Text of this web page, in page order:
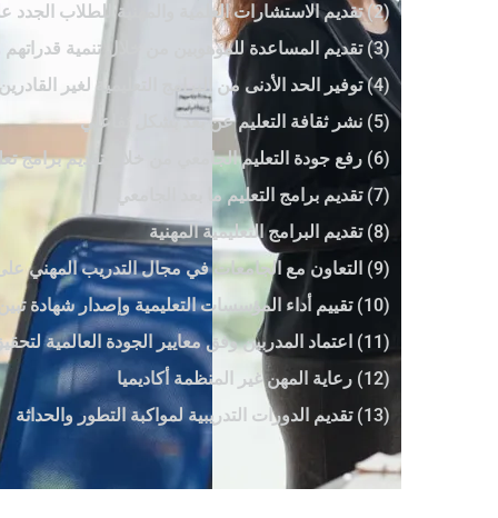
(2) تقديم الاستشارات العلمية والمهنية للطلاب الجدد على سوق العمل
(3) تقديم المساعدة للموهوبين من خلال تنمية قدراتهم وتنمية مهاراتهم
(4) توفير الحد الأدنى من البرامج التعليمية لغير القادرين على مواصلة تعليمهم بسبب الحرب أو النزوح القسري
(5) نشر ثقافة التعليم عن بعد بشكل تفاعلي
(6) رفع جودة التعليم الجامعي من خلال تقديم برامج تعليمية معتمدة من المجلس الأمريكي للتعليم
(7) تقديم برامج التعليم ما بعد الجامعي
(8) تقديم البرامج التعليمية المهنية
(9) التعاون مع الجامعات في مجال التدريب المهني على مستوى الماجستير والدكتوراه
(10) تقييم أداء المؤسسات التعليمية وإصدار شهادة تبين مستواها الأكاديمي وفق معايير الأداء
(11) اعتماد المدربين وفق معايير الجودة العالمية لتحقيق الاحترافية المطلوبة
(12) رعاية المهن غير المنظمة أكاديميا
(13) تقديم الدورات التدريبية لمواكبة التطور والحداثة